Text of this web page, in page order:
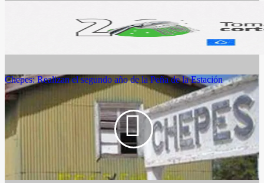
Chepes: Realizan el segundo año de la Peña de la Estación